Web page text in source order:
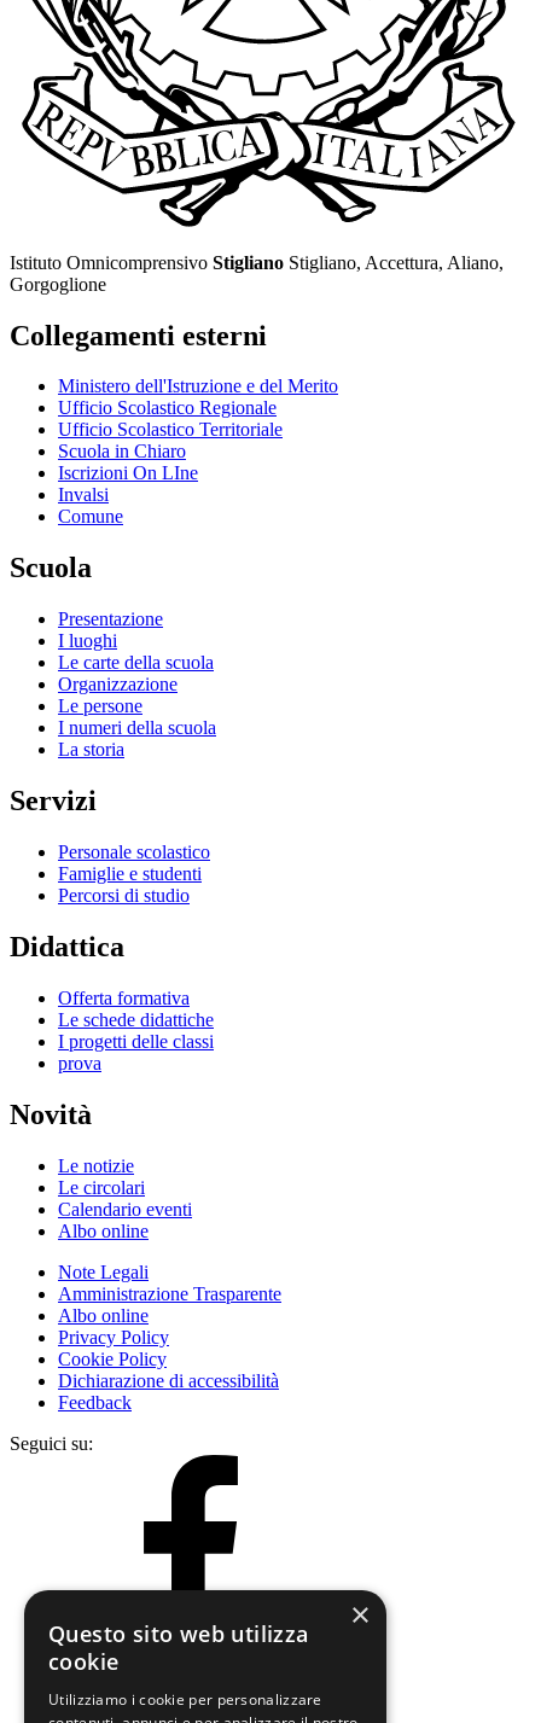
Istituto Omnicomprensivo Stigliano Stigliano, Accettura, Aliano,
Gorgoglione
Collegamenti esterni
Ministero dell'Istruzione e del Merito
Ufficio Scolastico Regionale
Ufficio Scolastico Territoriale
Scuola in Chiaro
Iscrizioni On LIne
Invalsi
Comune
Scuola
Presentazione
I luoghi
Le carte della scuola
Organizzazione
Le persone
I numeri della scuola
La storia
Servizi
Personale scolastico
Famiglie e studenti
Percorsi di studio
Didattica
Offerta formativa
Le schede didattiche
I progetti delle classi
prova
Novità
Le notizie
Le circolari
Calendario eventi
Albo online
Note Legali
Amministrazione Trasparente
Albo online
Privacy Policy
Cookie Policy
Dichiarazione di accessibilità
Feedback
Seguici su:
×
Questo sito web utilizza
cookie
Utilizziamo i cookie per personalizzare